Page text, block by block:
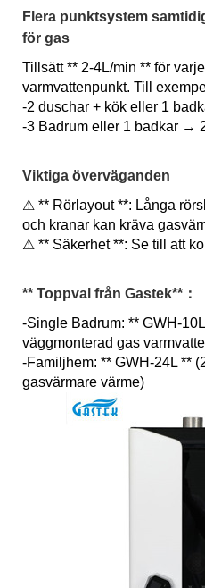
Flera punktsystem
för gas
Tillsätt ** 2-4L/min ** för
varmvattenpunkt. Till
-2 duschar + kök eller 1
-3 Badrum eller 1 badkar →
Viktiga överväganden
⚠ ** Rörlayout **: Långa
och kranar kan kräva
⚠ ** Säkerhet **: Se till att
** Toppval från Gastek**：
-Single Badrum: ** GWH-
väggmonterad gas
-Familjhem: ** GWH-24L **
gasvärmare värme)